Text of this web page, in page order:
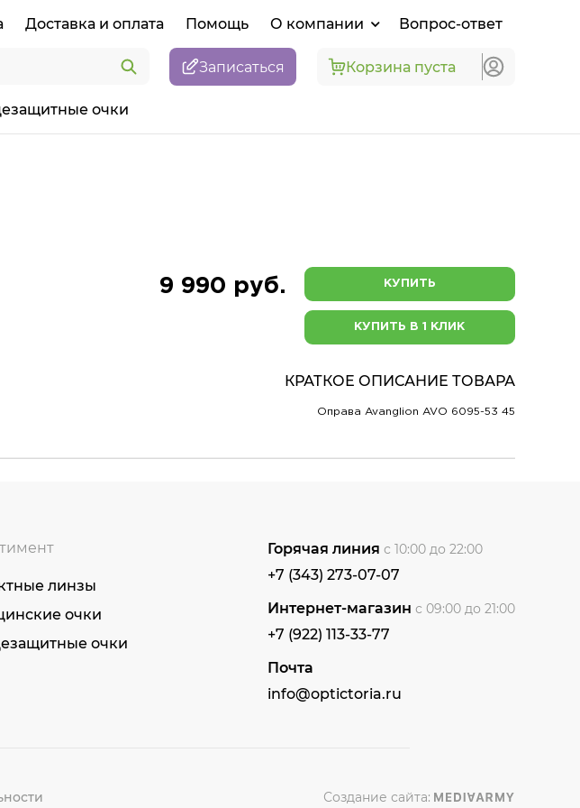
Доставка и оплата Помощь О компании Вопрос-ответ
Записаться Корзина пуста
очки
9 990 руб. КУПИТЬ
КУПИТЬ В 1 КЛИК
КРАТКОЕ ОПИСАНИЕ ТОВАРА
Оправа Avanglion AVO 6095-53 45
линзы
очки
очки
Горячая линия с 10:00 до 22:00
+7 (343) 273-07-07
Интернет-магазин с 09:00 до 21:00
+7 (922) 113-33-77
Почта
info@optictoria.ru
Создание сайта: